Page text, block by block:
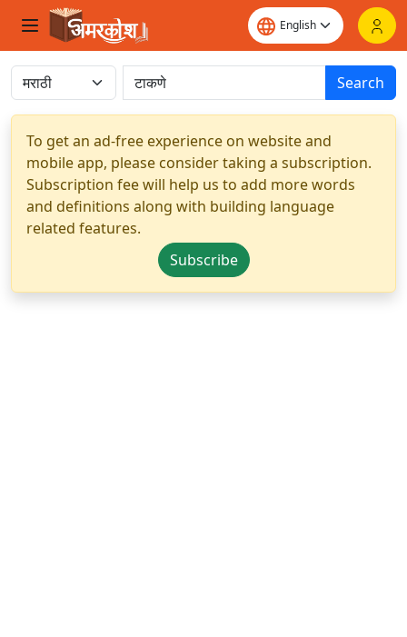
Search
To get an ad-free experience on website and
mobile app, please consider taking a subscription.
Subscription fee will help us to add more words
and definitions along with building language
related features.
Subscribe